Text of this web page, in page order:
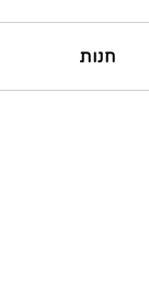
חנות